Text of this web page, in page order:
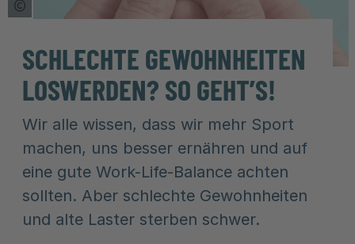
Copyright Tooltip öffnen
SCHLECHTE GEWOHNHEITEN
LOSWERDEN? SO GEHT’S!
Wir alle wissen, dass wir mehr Sport
machen, uns besser ernähren und auf
eine gute Work-Life-Balance achten
sollten. Aber schlechte Gewohnheiten
und alte Laster sterben schwer.